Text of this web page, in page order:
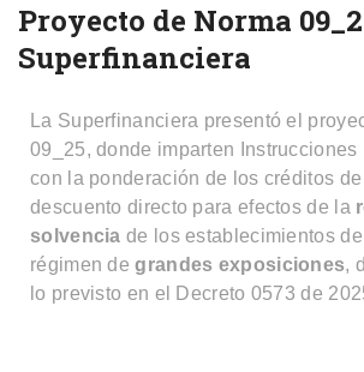
Proyecto de Norma
Superfinanciera
La Superfinanciera presentó el
09_25, donde imparten
con la ponderación de los créditos de
descuento directo para efectos de la
solvencia de los establecimientos de
régimen degrandes exposiciones,
lo previsto en el Decreto 0573 de